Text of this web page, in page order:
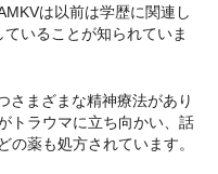
は以前は学歴に関連し
いることが知られていま
さまざまな精神療法があり
トラウマに立ち向かい、話
の薬も処方されています。